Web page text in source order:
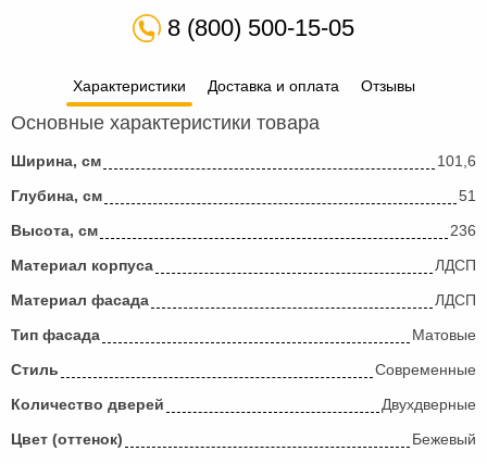
8 (800) 500-15-05
Характеристики Доставка и оплата Отзывы
Основные характеристики товара
Ширина, см
101,6
Глубина, см
51
Высота, см
236
Материал корпуса
ЛДСП
Материал фасада
ЛДСП
Тип фасада
Матовые
Стиль
Современные
Количество дверей
Двухдверные
Цвет (оттенок)
Бежевый